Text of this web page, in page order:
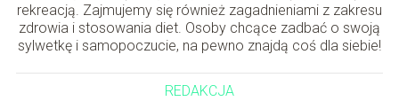
rekreacją. Zajmujemy się również zagadnieniami z zakresu
zdrowia i stosowania diet. Osoby chcące zadbać o swoją
sylwetkę i samopoczucie, na pewno znajdą coś dla siebie!
REDAKCJA